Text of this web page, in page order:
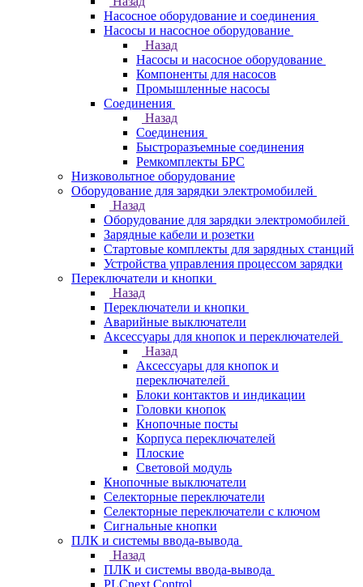
Насосное оборудование и соединения
Насосы и насосное оборудование
Назад
Насосы и насосное оборудование
Компоненты для насосов
Промышленные насосы
Соединения
Назад
Соединения
Быстроразъемные соединения
Ремкомплекты БРС
Низковольтное оборудование
Оборудование для зарядки электромобилей
Назад
Оборудование для зарядки электромобилей
Зарядные кабели и розетки
Стартовые комплекты для зарядных станций
Устройства управления процессом зарядки
Переключатели и кнопки
Назад
Переключатели и кнопки
Аварийные выключатели
Аксессуары для кнопок и переключателей
Назад
Аксессуары для кнопок и
переключателей
Блоки контактов и индикации
Головки кнопок
Кнопочные посты
Корпуса переключателей
Плоские
Световой модуль
Кнопочные выключатели
Селекторные переключатели
Селекторные переключатели с ключом
Сигнальные кнопки
ПЛК и системы ввода-вывода
Назад
ПЛК и системы ввода-вывода
PLCnext Control